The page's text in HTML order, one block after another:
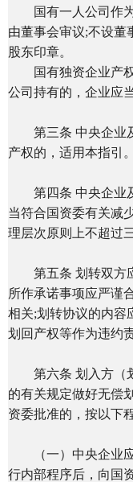
国有一人公司作为
由董事会审议;不设董
股东印章。
国有独资企业产权
公司持有的，企业应
第三条 中央企业及
产权的，适用本指引。
第四条 中央企业及
当符合国资委有关减
理层次原则上不超过
第五条 划转双方应
所作承诺事项应严谨
相关;划转协议的内容
划回产权等作为违约
第六条 划入方（划
的有关规定做好无偿
资委批准的，按以下
（一）中央企业应
行内部程序后，向国